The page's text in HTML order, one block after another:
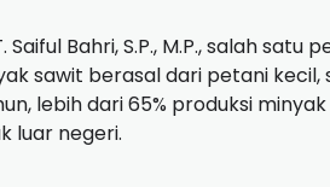
Saiful Bahri, S.P., M.P., salah
sawit berasal dari petani
lebih dari 65% produksi
luar negeri.